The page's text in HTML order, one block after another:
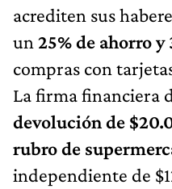
acrediten sus
un 25% de ahorro
compras con
La firma financiera
devolución de
rubro de
independiente de